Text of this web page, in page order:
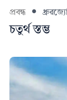
প্ৰবন্ধ
চতুৰ্থ স্তম্ভ